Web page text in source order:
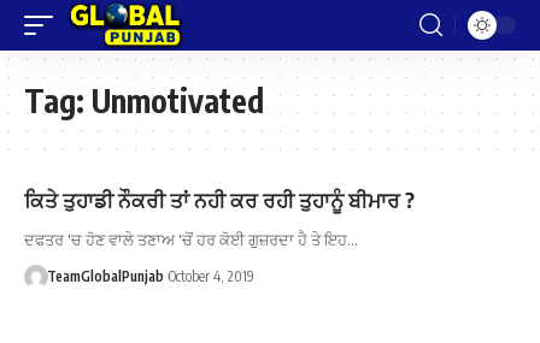
Tag: Unmotivated
ਕਿਤੇ ਤੁਹਾਡੀ ਨੌਕਰੀ ਤਾਂ ਨਹੀ ਕਰ ਰਹੀ ਤੁਹਾਨੂੰ ਬੀਮਾਰ ?
ਦਫਤਰ 'ਚ ਹੋਣ ਵਾਲੇ ਤਣਾਅ 'ਚੋਂ ਹਰ ਕੋਈ ਗੁਜ਼ਰਦਾ ਹੈ ਤੇ ਇਹ…
TeamGlobalPunjab October 4, 2019